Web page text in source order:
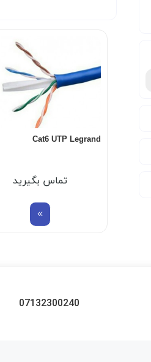
Cat6 UTP Legrand
تماس بگیرید
07132300240